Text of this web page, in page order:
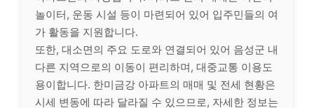
놀이터, 운동 시설 등이 마련되어 있어 입주민들의 여
가 활동을 지원합니다.
또한, 대소면의 주요 도로와 연결되어 있어 음성군 내
다른 지역으로의 이동이 편리하며, 대중교통 이용도
용이합니다. 한미금강 아파트의 매매 및 전세 현황은
시세 변동에 따라 달라질 수 있으므로, 자세한 정보는